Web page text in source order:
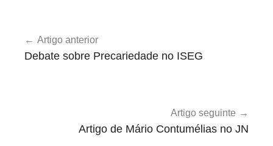
de
Artigo anterior
Debate sobre Precariedade no ISEG
Artigo seguinte
Artigo de Mário Contumélias no JN